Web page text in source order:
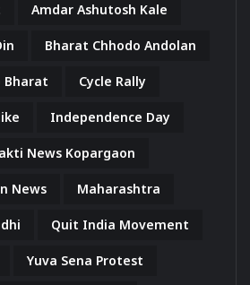
Amdar Ashutosh Kale
Bharat Chhodo Andolan
Bharat Cycle Rally
Independence Day
News Kopargaon
News Maharashtra
Quit India Movement
Yuva Sena Protest